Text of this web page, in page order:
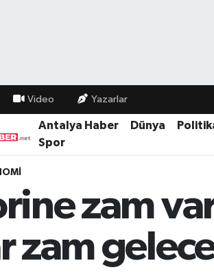
Video Yazarlar
Antalya Haber Dünya
Spor
zam
zam
Fikstür